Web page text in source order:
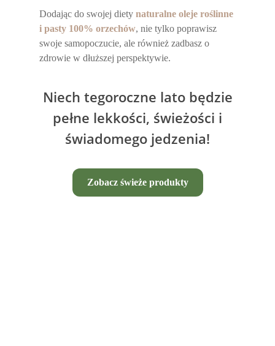
Dodając do swojej dietynaturalne oleje roślinne
i pasty 100% orzechów, nie tylko poprawisz
swoje samopoczucie, ale również zadbasz o
zdrowie w dłuższej perspektywie.
Niech tegoroczne lato będzie
pełne lekkości, świeżości i
świadomego jedzenia!
Zobacz świeże produkty